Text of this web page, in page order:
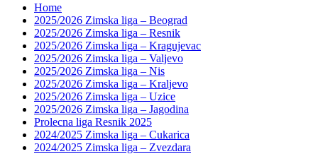
Home
2025/2026 Zimska liga – Beograd
2025/2026 Zimska liga – Resnik
2025/2026 Zimska liga – Kragujevac
2025/2026 Zimska liga – Valjevo
2025/2026 Zimska liga – Nis
2025/2026 Zimska liga – Kraljevo
2025/2026 Zimska liga – Uzice
2025/2026 Zimska liga – Jagodina
Prolecna liga Resnik 2025
2024/2025 Zimska liga – Cukarica
2024/2025 Zimska liga – Zvezdara